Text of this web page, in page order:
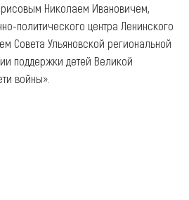
Николаем Ивановичем,
политического центра Ленинского
Совета Ульяновской региональной
поддержки детей Великой
войны».